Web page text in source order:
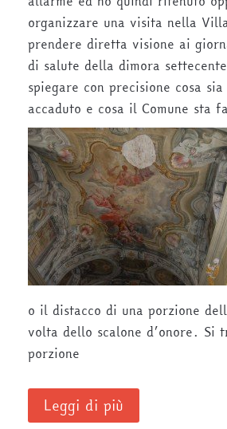
organizzare una visita nella
prendere diretta visione ai
di salute della dimora
spiegare con precisione cosa
accaduto e cosa il Comune sta
o il distacco di una porzione
volta dello scalone d’onore. Si
porzione
Leggi di più